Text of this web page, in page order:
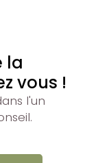
la
vous !
l'un